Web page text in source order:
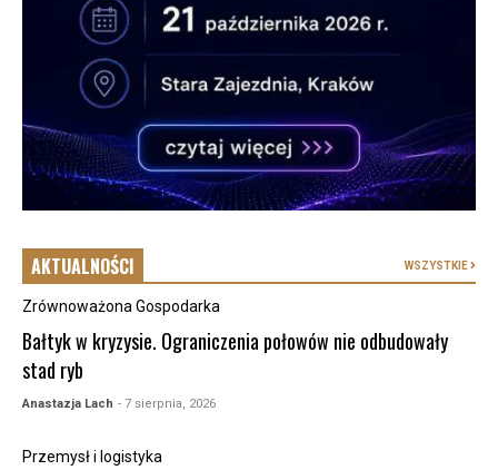
AKTUALNOŚCI WSZYSTKIE
Zrównoważona Gospodarka
Bałtyk w kryzysie. Ograniczenia połowów nie odbudowały
stad ryb
Anastazja Lach - 7 sierpnia, 2026
Przemysł i logistyka